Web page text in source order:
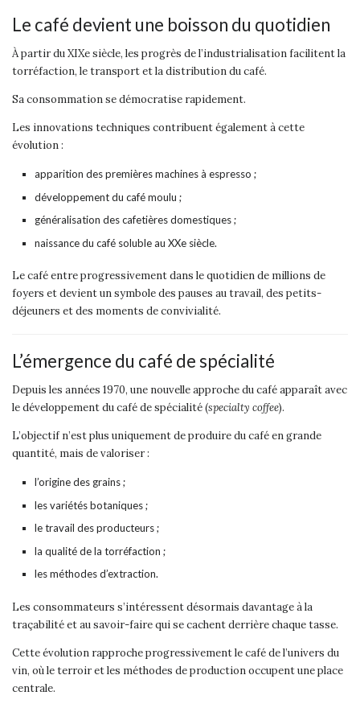
Le café devient une boisson du quotidien
À partir du XIXe siècle, les progrès de l’industrialisation facilitent la
torréfaction, le transport et la distribution du café.
Sa consommation se démocratise rapidement.
Les innovations techniques contribuent également à cette
évolution :
apparition des premières machines à espresso ;
développement du café moulu ;
généralisation des cafetières domestiques ;
naissance du café soluble au XXe siècle.
Le café entre progressivement dans le quotidien de millions de
foyers et devient un symbole des pauses au travail, des petits-
déjeuners et des moments de convivialité.
L’émergence du café de spécialité
Depuis les années 1970, une nouvelle approche du café apparaît avec
le développement du café de spécialité (specialty coffee).
L’objectif n’est plus uniquement de produire du café en grande
quantité, mais de valoriser :
l’origine des grains ;
les variétés botaniques ;
le travail des producteurs ;
la qualité de la torréfaction ;
les méthodes d’extraction.
Les consommateurs s’intéressent désormais davantage à la
traçabilité et au savoir-faire qui se cachent derrière chaque tasse.
Cette évolution rapproche progressivement le café de l’univers du
vin, où le terroir et les méthodes de production occupent une place
centrale.